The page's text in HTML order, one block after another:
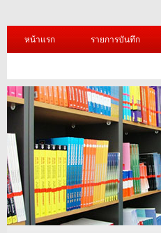
หน้าแรก รายการบันทึก